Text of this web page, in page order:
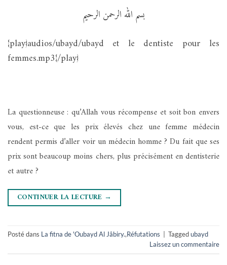
بسم الله الرحمن الرحيم
{play}audios/ubayd/ubayd et le dentiste pour les
femmes.mp3{/play}
La questionneuse : qu’Allah vous récompense et soit bon envers
vous, est-ce que les prix élevés chez une femme médecin
rendent permis d’aller voir un médecin homme ? Du fait que ses
prix sont beaucoup moins chers, plus précisément en dentisterie
et autre ?
CONTINUER LA LECTURE →
Posté dans La fitna de 'Oubayd Al Jâbiry.,Réfutations Taggedubayd
Laissez un commentaire